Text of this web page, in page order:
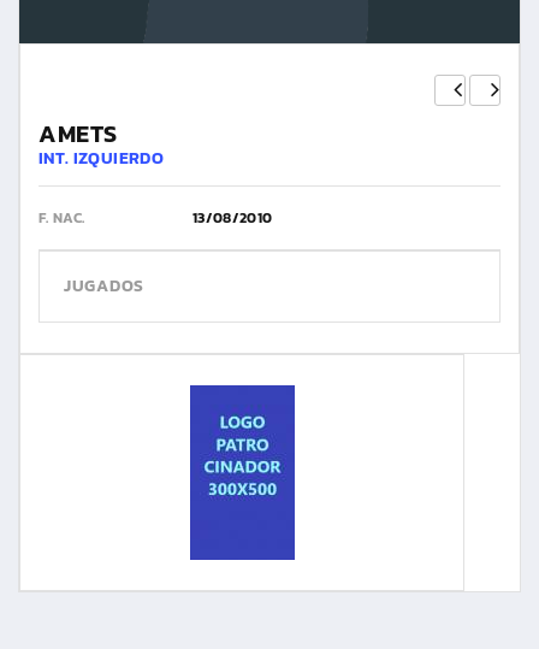
AMETS
INT. IZQUIERDO
F. NAC. 13/08/2010
JUGADOS